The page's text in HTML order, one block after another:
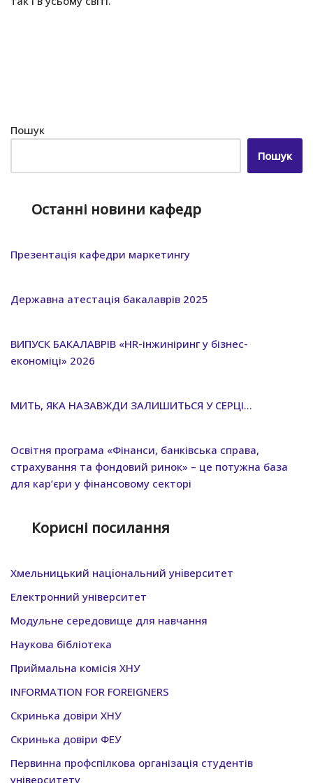
Пошук
Пошук
Останні новини кафедр
Презентація кафедри маркетингу
Державна атестація бакалаврів 2025
ВИПУСК БАКАЛАВРІВ «HR-інжиніринг у бізнес-
економіці» 2026
МИТЬ, ЯКА НАЗАВЖДИ ЗАЛИШИТЬСЯ У СЕРЦІ…
Освітня програма «Фінанси, банківська справа,
страхування та фондовий ринок» – це потужна база
для кар’єри у фінансовому секторі
Корисні посилання
Хмельницький нацiональний унiверситет
Електронний університет
Модульне середовище для навчання
Наукова бібліотека
Приймальна комісія ХНУ
INFORMATION FOR FOREIGNERS
Скринька довіри ХНУ
Скринька довіри ФЕУ
Первинна профспілкова організація студентів
університету